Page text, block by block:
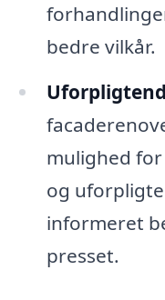
bedre vilkår.
mulighed
og
informeret
presset.